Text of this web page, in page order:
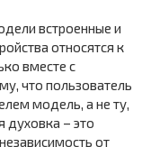
встроенные и
относятся к
вместе с
что пользователь
модель, а не ту,
духовка – это
от